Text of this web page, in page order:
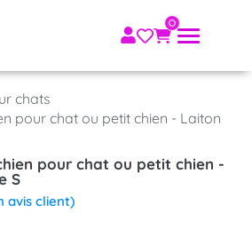
chats
pour chat ou petit chien - Laiton
pour chat ou petit chien -
S
avis client)